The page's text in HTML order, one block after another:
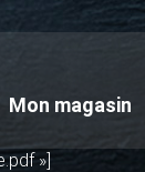
Mon magasin
»]